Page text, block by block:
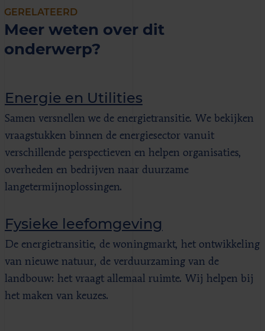
GERELATEERD
Meer weten over dit
onderwerp?
Energie en Utilities
Samen versnellen we de energietransitie. We bekijken
vraagstukken binnen de energiesector vanuit
verschillende perspectieven en helpen organisaties,
overheden en bedrijven naar duurzame
langetermijnoplossingen.
Fysieke leefomgeving
De energietransitie, de woningmarkt, het ontwikkeling
van nieuwe natuur, de verduurzaming van de
landbouw: het vraagt allemaal ruimte. Wij helpen bij
het maken van keuzes.